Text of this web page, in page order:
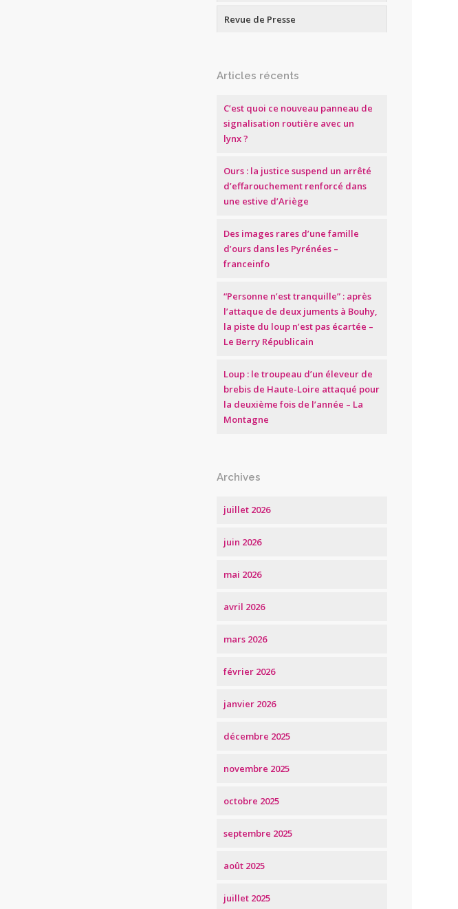
Revue de Presse
Articles récents
C’est quoi ce nouveau panneau de
signalisation routière avec un
lynx ?
Ours : la justice suspend un arrêté
d’effarouchement renforcé dans
une estive d’Ariège
Des images rares d’une famille
d’ours dans les Pyrénées –
franceinfo
“Personne n’est tranquille” : après
l’attaque de deux juments à Bouhy,
la piste du loup n’est pas écartée –
Le Berry Républicain
Loup : le troupeau d’un éleveur de
brebis de Haute-Loire attaqué pour
la deuxième fois de l’année – La
Montagne
Archives
juillet 2026
juin 2026
mai 2026
avril 2026
mars 2026
février 2026
janvier 2026
décembre 2025
novembre 2025
octobre 2025
septembre 2025
août 2025
juillet 2025